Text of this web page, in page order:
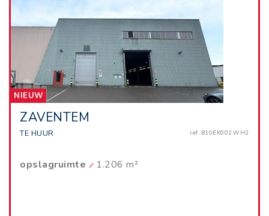
NIEUW
ZAVENTEM
TE HUUR ref. B10EK002.WH2
opslagruimte 1.206 m²